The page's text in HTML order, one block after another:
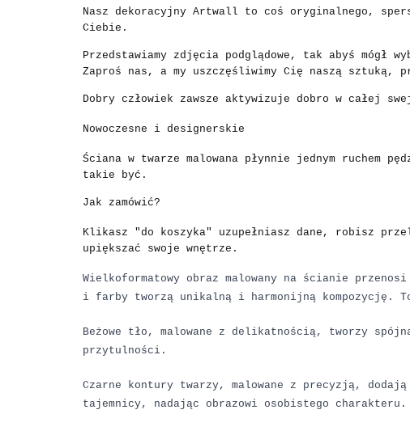
Nasz dekoracyjny Artwall to coś oryginalnego,
Ciebie.
Przedstawiamy zdjęcia podglądowe, tak abyś mógł
Zaproś nas, a my uszczęśliwimy Cię naszą sztuką,
Dobry człowiek zawsze aktywizuje dobro w całej
Nowoczesne i designerskie
Ściana w twarze malowana płynnie jednym ruchem
takie być.
Jak zamówić?
Klikasz "do koszyka" uzupełniasz dane, robisz
upiększać swoje wnętrze.
Wielkoformatowy obraz malowany na ścianie
i farby tworzą unikalną i harmonijną kompozycję.
Beżowe tło, malowane z delikatnością, tworzy
przytulności.
Czarne kontury twarzy, malowane z precyzją,
tajemnicy, nadając obrazowi osobistego charakteru.